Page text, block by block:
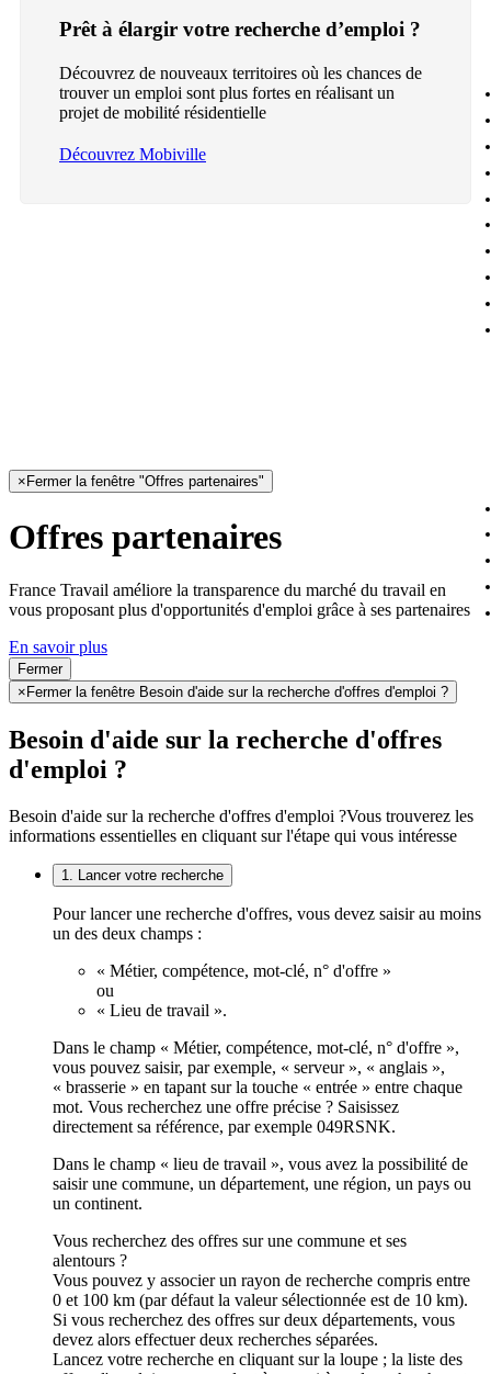
Prêt à élargir votre recherche d’emploi ?
Découvrez de nouveaux territoires où les chances de
trouver un emploi sont plus fortes en réalisant un
projet de mobilité résidentielle
Découvrez Mobiville
× Fermer la fenêtre "Offres partenaires"
Offres partenaires
France Travail améliore la transparence du marché du travail en
vous proposant plus d'opportunités d'emploi grâce à ses partenaires
En savoir plus
Fermer
× Fermer la fenêtre Besoin d'aide sur la recherche d'offres d'emploi ?
Besoin d'aide sur la recherche d'offres
d'emploi ?
Besoin d'aide sur la recherche d'offres d'emploi ?Vous trouverez les
informations essentielles en cliquant sur l'étape qui vous intéresse
1. Lancer votre recherche
Pour lancer une recherche d'offres, vous devez saisir au moins
un des deux champs :
« Métier, compétence, mot-clé, n° d'offre »
ou
« Lieu de travail ».
Dans le champ « Métier, compétence, mot-clé, n° d'offre »,
vous pouvez saisir, par exemple, « serveur », « anglais »,
« brasserie » en tapant sur la touche « entrée » entre chaque
mot. Vous recherchez une offre précise ? Saisissez
directement sa référence, par exemple 049RSNK.
Dans le champ « lieu de travail », vous avez la possibilité de
saisir une commune, un département, une région, un pays ou
un continent.
Vous recherchez des offres sur une commune et ses
alentours ?
Vous pouvez y associer un rayon de recherche compris entre
0 et 100 km (par défaut la valeur sélectionnée est de 10 km).
Si vous recherchez des offres sur deux départements, vous
devez alors effectuer deux recherches séparées.
Lancez votre recherche en cliquant sur la loupe ; la liste des